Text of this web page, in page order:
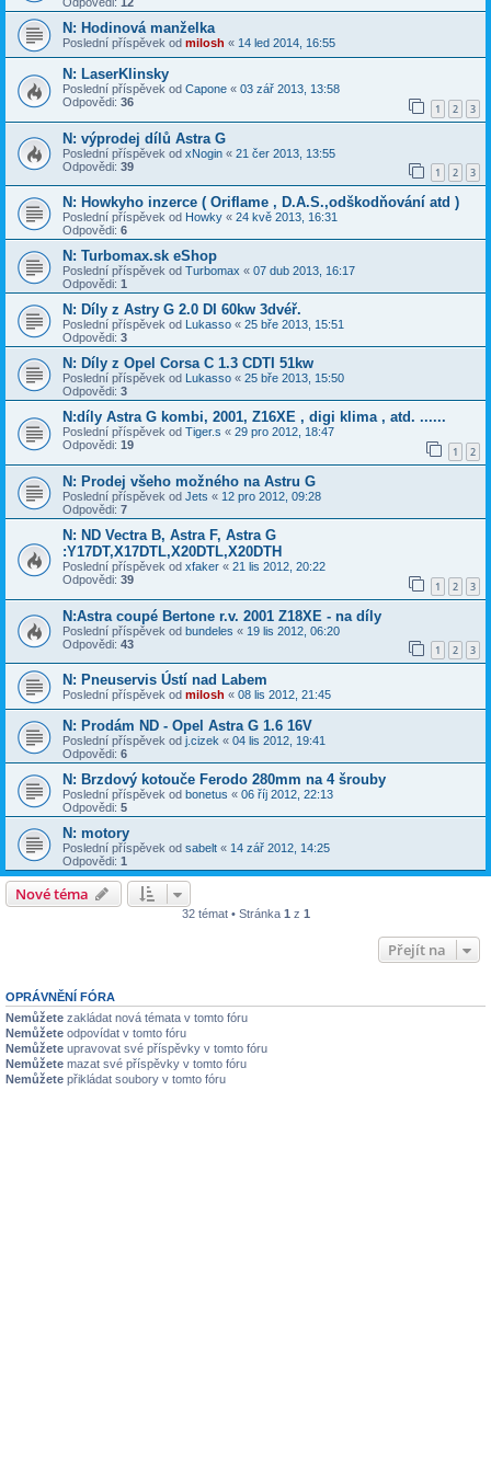
N: Hodinová manželka
Poslední příspěvek od milosh « 14 led 2014, 16:55
N: LaserKlinsky
Poslední příspěvek od Capone « 03 zář 2013, 13:58
Odpovědi: 36 1 2 3
N: výprodej dílů Astra G
Poslední příspěvek od xNogin « 21 čer 2013, 13:55
Odpovědi: 39 1 2 3
N: Howkyho inzerce ( Oriflame , D.A.S.,odškodňování atd )
Poslední příspěvek od Howky « 24 kvě 2013, 16:31
Odpovědi: 6
N: Turbomax.sk eShop
Poslední příspěvek od Turbomax « 07 dub 2013, 16:17
Odpovědi: 1
N: Díly z Astry G 2.0 DI 60kw 3dvéř.
Poslední příspěvek od Lukasso « 25 bře 2013, 15:51
Odpovědi: 3
N: Díly z Opel Corsa C 1.3 CDTI 51kw
Poslední příspěvek od Lukasso « 25 bře 2013, 15:50
Odpovědi: 3
N:díly Astra G kombi, 2001, Z16XE , digi klima , atd. ......
Poslední příspěvek od Tiger.s « 29 pro 2012, 18:47
Odpovědi: 19 1 2
N: Prodej všeho možného na Astru G
Poslední příspěvek od Jets « 12 pro 2012, 09:28
Odpovědi: 7
N: ND Vectra B, Astra F, Astra G
:Y17DT,X17DTL,X20DTL,X20DTH
Poslední příspěvek od xfaker « 21 lis 2012, 20:22
Odpovědi: 39 1 2 3
N:Astra coupé Bertone r.v. 2001 Z18XE - na díly
Poslední příspěvek od bundeles « 19 lis 2012, 06:20
Odpovědi: 43 1 2 3
N: Pneuservis Ústí nad Labem
Poslední příspěvek od milosh « 08 lis 2012, 21:45
N: Prodám ND - Opel Astra G 1.6 16V
Poslední příspěvek od j.cizek « 04 lis 2012, 19:41
Odpovědi: 6
N: Brzdový kotouče Ferodo 280mm na 4 šrouby
Poslední příspěvek od bonetus « 06 říj 2012, 22:13
Odpovědi: 5
N: motory
Poslední příspěvek od sabelt « 14 zář 2012, 14:25
Odpovědi: 1
Nové téma
32 témat • Stránka 1 z 1
Přejít na
OPRÁVNĚNÍ FÓRA
Nemůžete zakládat nová témata v tomto fóru
Nemůžete odpovídat v tomto fóru
Nemůžete upravovat své příspěvky v tomto fóru
Nemůžete mazat své příspěvky v tomto fóru
Nemůžete přikládat soubory v tomto fóru